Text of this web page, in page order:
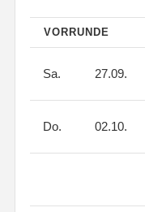
VORRUNDE
Sa. 27.09.
Do. 02.10.